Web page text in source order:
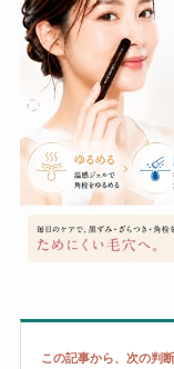
この記事から、次の判